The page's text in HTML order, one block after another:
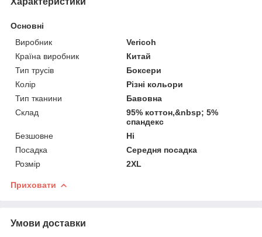
Основні
Виробник
Vericoh
Країна виробник
Китай
Тип трусів
Боксери
Колір
Різні кольори
Тип тканини
Бавовна
Склад
95% коттон,&nbsp; 5%
спандекс
Безшовне
Ні
Посадка
Середня посадка
Розмір
2XL
Приховати
Умови доставки